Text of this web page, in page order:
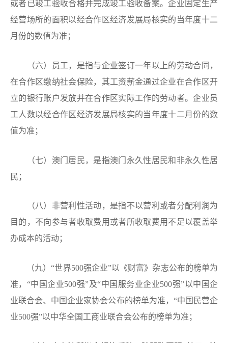
或者已竣工验收合格并完成竣工验收备案。企业固定生产
经营场所的面积以经合作区经济发展局核实的当年度十二
月份的数值为准；
（六）员工，是指与企业签订一年以上的劳动合同，
在合作区缴纳社会保险，其工资薪金通过企业在合作区开
立的银行账户发放并在合作区实际工作的劳动者。企业员
工人数以经合作区经济发展局核实的当年度十二月份的数
值为准；
（七）澳门居民，是指澳门永久性居民和非永久性居
民；
（八）非营利性活动，是指不以营利或者分配利润为
目的，不向参与者收取费用或者所收取费用不足以覆盖举
办成本的活动；
（九）“世界500强企业”以《财富》杂志公布的榜单为
准，“中国企业500强”及“中国服务业企业500强”以中国企
业联合会、中国企业家协会公布的榜单为准，“中国民营企
业500强”以中华全国工商业联合会公布的榜单为准；